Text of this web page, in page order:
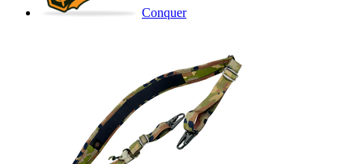
Conquer